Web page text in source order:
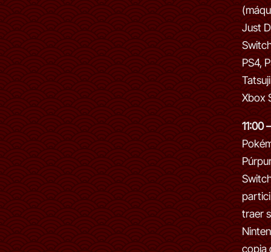
Just
PS4,
Xbox
11:00 –
traer
copia